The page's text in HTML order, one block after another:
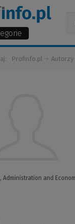
Profinfo.pl Autorzy
Administration and